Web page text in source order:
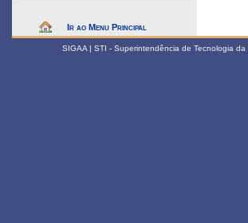
Ir ao Menu Principal
SIGAA | STI - Superintendência de Tecnologia